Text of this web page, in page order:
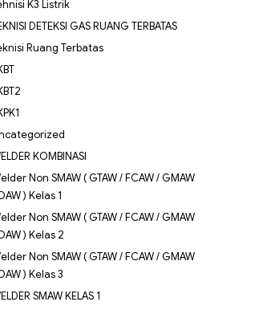
K3 Listrik
DETEKSI GAS RUANG TERBATAS
Ruang Terbatas
KOMBINASI
Non SMAW ( GTAW / FCAW / GMAW
) Kelas 1
Non SMAW ( GTAW / FCAW / GMAW
) Kelas 2
Non SMAW ( GTAW / FCAW / GMAW
) Kelas 3
SMAW KELAS 1